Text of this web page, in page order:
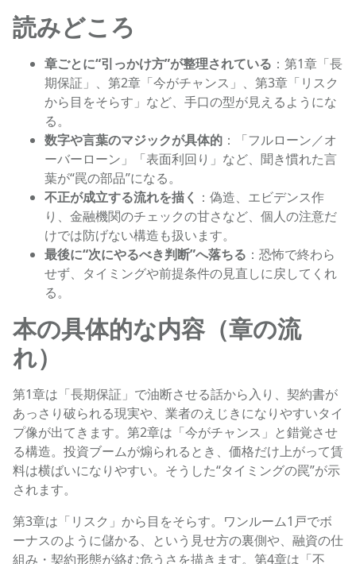
読みどころ
章ごとに“引っかけ方”が整理されている ：第1章「長
期保証」、第2章「今がチャンス」、第3章「リスク
から目をそらす」など、手口の型が見えるようにな
る。
数字や言葉のマジックが具体的 ：「フルローン／オ
ーバーローン」「表面利回り」など、聞き慣れた言
葉が“罠の部品”になる。
不正が成立する流れを描く ：偽造、エビデンス作
り、金融機関のチェックの甘さなど、個人の注意だ
けでは防げない構造も扱います。
最後に“次にやるべき判断”へ落ちる ：恐怖で終わら
せず、タイミングや前提条件の見直しに戻してくれ
る。
本の具体的な内容（章の流
れ）
第1章は「長期保証」で油断させる話から入り、契約書が
あっさり破られる現実や、業者のえじきになりやすいタイ
プ像が出てきます。第2章は「今がチャンス」と錯覚させ
る構造。投資ブームが煽られるとき、価格だけ上がって賃
料は横ばいになりやすい。そうした“タイミングの罠”が示
されます。
第3章は「リスク」から目をそらす。ワンルーム1戸でボ
ーナスのように儲かる、という見せ方の裏側や、融資の仕
組み・契約形態が絡む危うさを描きます。第4章は「不